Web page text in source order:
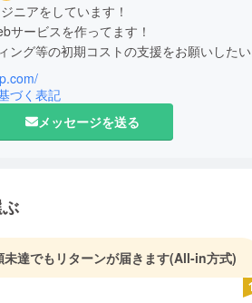
ニアをしています！
サービスを作ってます！
ング等の初期コストの支援をお願いしたい
までにユーザー数1000人、イベント数50
す。
づく表記
メッセージを送る
未達でもリターンが届きます(All-in方式)